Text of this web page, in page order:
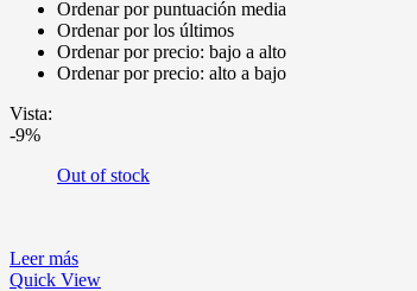
Ordenar por puntuación media
Ordenar por los últimos
Ordenar por precio: bajo a alto
Ordenar por precio: alto a bajo
Vista:
-9%
Out of stock
Leer más
Quick View